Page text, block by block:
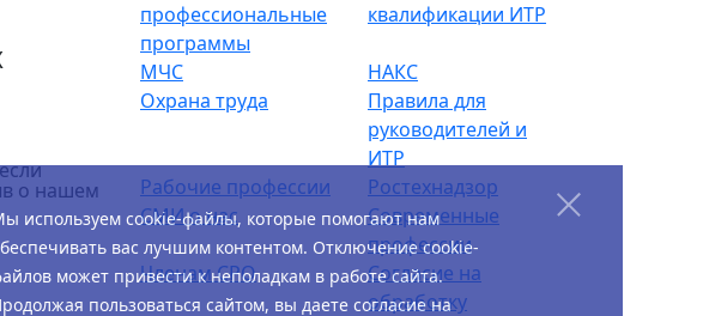
о нашем
профессиональные
программы
квалификации ИТР
МЧС
НАКС
Охрана труда
Правила для
руководителей и
ИТР
Рабочие профессии
Ростехнадзор
СМИ о нас
Современные
профессии
Членам СРО
Согласие на
обработку
используем cookie-файлы, которые помогают нам
вас лучшим контентом. Отключение cookie-
может привести к неполадкам в работе сайта.
пользоваться сайтом, вы даете согласие на